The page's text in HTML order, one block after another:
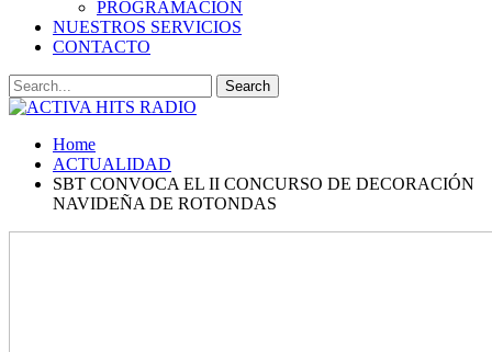
PROGRAMACIÓN
NUESTROS SERVICIOS
CONTACTO
Home
ACTUALIDAD
SBT CONVOCA EL II CONCURSO DE DECORACIÓN
NAVIDEÑA DE ROTONDAS